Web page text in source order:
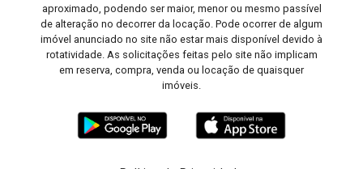
aproximado, podendo ser maior, menor ou mesmo passível
de alteração no decorrer da locação. Pode ocorrer de algum
imóvel anunciado no site não estar mais disponível devido à
rotatividade. As solicitações feitas pelo site não implicam
em reserva, compra, venda ou locação de quaisquer
imóveis.